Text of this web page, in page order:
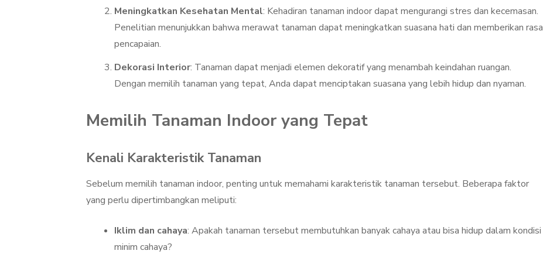
Meningkatkan Kesehatan Mental: Kehadiran tanaman indoor dapat mengurangi stres dan kecemasan.
Penelitian menunjukkan bahwa merawat tanaman dapat meningkatkan suasana hati dan memberikan rasa
pencapaian.
Dekorasi Interior: Tanaman dapat menjadi elemen dekoratif yang menambah keindahan ruangan.
Dengan memilih tanaman yang tepat, Anda dapat menciptakan suasana yang lebih hidup dan nyaman.
Memilih Tanaman Indoor yang Tepat
Kenali Karakteristik Tanaman
Sebelum memilih tanaman indoor, penting untuk memahami karakteristik tanaman tersebut. Beberapa faktor
yang perlu dipertimbangkan meliputi:
Iklim dan cahaya: Apakah tanaman tersebut membutuhkan banyak cahaya atau bisa hidup dalam kondisi
minim cahaya?